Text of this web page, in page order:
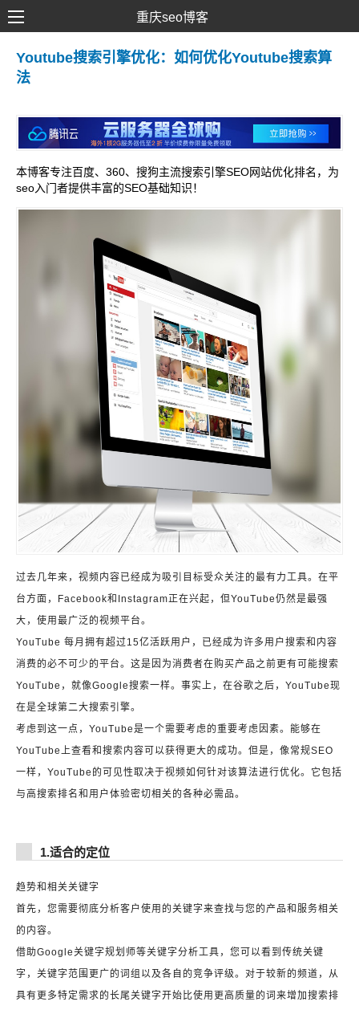
SEO优化
SEM营销
重庆seo博客
Youtube搜索引擎优化：如何优化Youtube搜索算
法
本博客专注百度、360、搜狗主流搜索引擎SEO网站优化排名，为
seo入门者提供丰富的SEO基础知识！
过去几年来，视频内容已经成为吸引目标受众关注的最有力工具。在平
台方面，Facebook和Instagram正在兴起，但YouTube仍然是最强
大，使用最广泛的视频平台。
YouTube 每月拥有超过15亿活跃用户，已经成为许多用户搜索和内容
消费的必不可少的平台。这是因为消费者在购买产品之前更有可能搜索
YouTube，就像Google搜索一样。事实上，在谷歌之后，YouTube现
在是全球第二大搜索引擎。
考虑到这一点，YouTube是一个需要考虑的重要考虑因素。能够在
YouTube上查看和搜索内容可以获得更大的成功。但是，像常规SEO
一样，YouTube的可见性取决于视频如何针对该算法进行优化。它包括
与高搜索排名和用户体验密切相关的各种必需品。
1.适合的定位
趋势和相关关键字
首先，您需要彻底分析客户使用的关键字来查找与您的产品和服务相关
的内容。
借助Google关键字规划师等关键字分析工具，您可以看到传统关键
字，关键字范围更广的词组以及各自的竞争评级。对于较新的频道，从
具有更多特定需求的长尾关键字开始比使用更高质量的词来增加搜索排